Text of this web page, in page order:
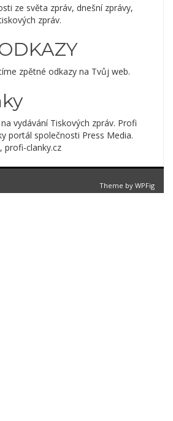
ze světa zpráv, dnešní zprávy,
zpráv.
zpětné odkazy na Tvůj web.
vydávání Tiskových zpráv. Profi
portál společnosti Press Media.
profi-clanky.cz
Theme by WPFig